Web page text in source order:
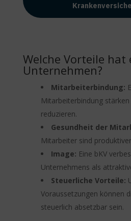
Welche Vorteile hat
Unternehmen?
Mitarbeiterbindung:
Mitarbeiterbindung
reduzieren.
Gesundheit der
Mitarbeiter sind
Image: Eine bKV
Unternehmens als
Steuerliche Vorteile:
Voraussetzungen können
steuerlich absetzbar sein.